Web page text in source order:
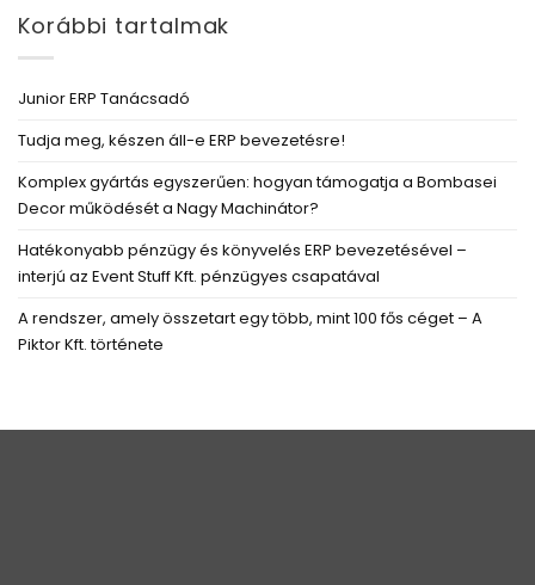
Korábbi tartalmak
Junior ERP Tanácsadó
Tudja meg, készen áll-e ERP bevezetésre!
Komplex gyártás egyszerűen: hogyan támogatja a Bombasei
Decor működését a Nagy Machinátor?
Hatékonyabb pénzügy és könyvelés ERP bevezetésével –
interjú az Event Stuff Kft. pénzügyes csapatával
A rendszer, amely összetart egy több, mint 100 fős céget – A
Piktor Kft. története